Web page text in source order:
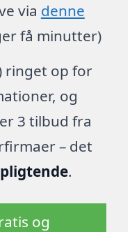
via denne
få minutter)
ringet op for
og
3 tilbud fra
– det
.
og